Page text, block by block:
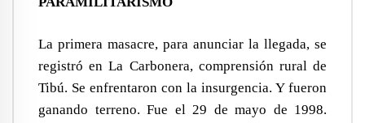
La primera masacre, para anunciar la llegada, se
registró en La Carbonera, comprensión rural de
Tibú. Se enfrentaron con la insurgencia. Y fueron
ganando terreno. Fue el 29 de mayo de 1998.